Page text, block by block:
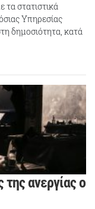
τα στατιστικά
Υπηρεσίας
δημοσιότητα, κατά
ανεργίας ο